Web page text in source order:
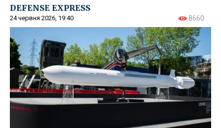
DEFENSE EXPRESS
24 червня 2026, 19:40 8660